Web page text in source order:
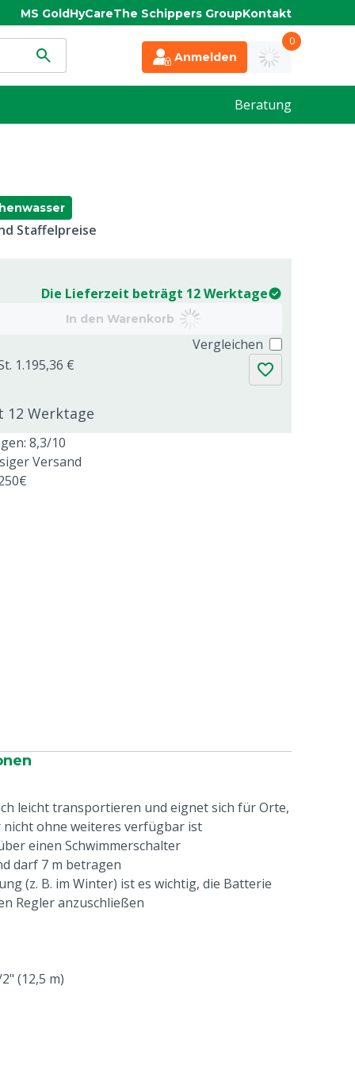
MS GoldHyCareThe Schippers GroupKontakt
Anmelden
0
Beratung
Die Lieferzeit beträgt 12 Werktage
In den Warenkorb
1.195,36 €
12 Werktage
Vergleichen
Staffelpreise
8,3/10
Versand
leicht transportieren und eignet sich für Orte,
ohne weiteres verfügbar ist
einen Schwimmerschalter
darf 7 m betragen
(z. B. im Winter) ist es wichtig, die Batterie
Regler anzuschließen
(12,5 m)